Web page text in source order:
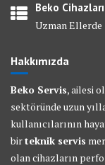
Beko
Uzman Ellerde
Hakkımızda
Beko Servis, ailesi
sektöründe uzun
kullanıcılarının
birteknik servis
olan cihazların